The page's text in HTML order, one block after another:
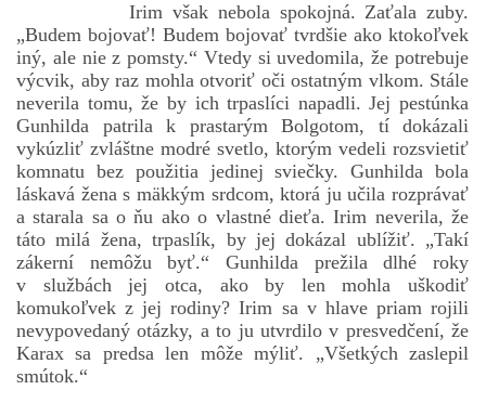
Irim však nebola spokojná. Zaťala zuby.
„Budem bojovať! Budem bojovať tvrdšie ako ktokoľvek
iný, ale nie z pomsty.“ Vtedy si uvedomila, že potrebuje
výcvik, aby raz mohla otvoriť oči ostatným vlkom. Stále
neverila tomu, že by ich trpaslíci napadli. Jej pestúnka
Gunhilda patrila k prastarým Bolgotom, tí dokázali
vykúzliť zvláštne modré svetlo, ktorým vedeli rozsvietiť
komnatu bez použitia jedinej sviečky. Gunhilda bola
láskavá žena s mäkkým srdcom, ktorá ju učila rozprávať
a starala sa o ňu ako o vlastné dieťa. Irim neverila, že
táto milá žena, trpaslík, by jej dokázal ublížiť. „Takí
zákerní nemôžu byť.“ Gunhilda prežila dlhé roky
v službách jej otca, ako by len mohla uškodiť
komukoľvek z jej rodiny? Irim sa v hlave priam rojili
nevypovedaný otázky, a to ju utvrdilo v presvedčení, že
Karax sa predsa len môže mýliť. „Všetkých zaslepil
smútok.“